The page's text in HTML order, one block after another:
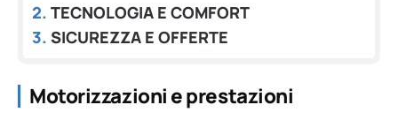
TECNOLOGIA E COMFORT
SICUREZZA E OFFERTE
Motorizzazioni e prestazioni